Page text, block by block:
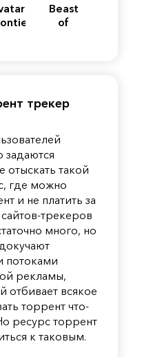
Beast
of
трекер
задаются
отыскать такой
где можно
и не платить за
трекеров
много, но
потоками
рекламы,
отбивает всякое
торрент что-
ресурс торрент
к таковым.